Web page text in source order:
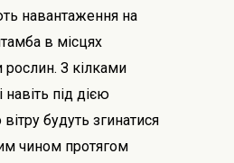
навантаження на
в місцях
рослин. З кілками
під дією
будуть згинатися
чином протягом